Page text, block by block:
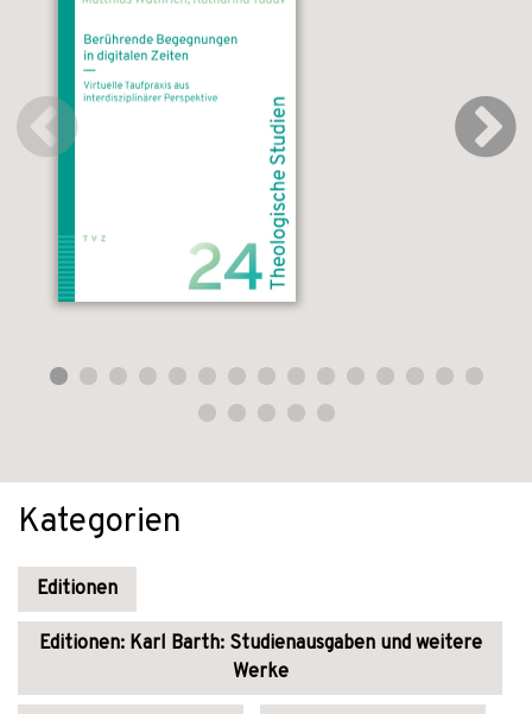
Kategorien
Editionen
Editionen: Karl Barth: Studienausgaben und weitere
Werke